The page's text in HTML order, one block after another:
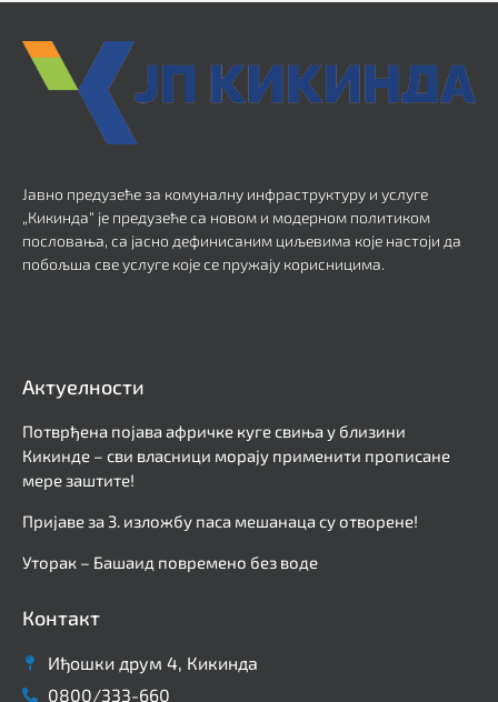
Јавно предузеће за комуналну инфраструктуру и услуге
„Кикинда“ је предузеће са новом и модерном политиком
пословања, са јасно дефинисаним циљевима које настоји да
побољша све услуге које се пружају корисницима.
Актуелности
Потврђена појава афричке куге свиња у близини
Кикинде – сви власници морају применити прописане
мере заштите!
Пријаве за 3. изложбу паса мешанаца су отворене!
Уторак – Башаид повремено без воде
Контакт
Иђошки друм 4, Кикинда
0800/333-660